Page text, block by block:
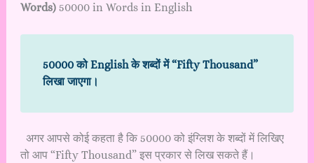
Words)50000 in Words in English
50000 को English के शब्दों में “Fifty Thousand”
लिखा जाएगा।
अगर आपसे कोई कहता है कि 50000 को इंग्लिश के शब्दों में लिखिए
तो आप “Fifty Thousand” इस प्रकार से लिख सकते हैं।